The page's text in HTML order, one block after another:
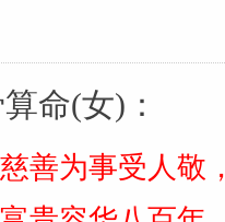
命(女)：
善为事受人敬，